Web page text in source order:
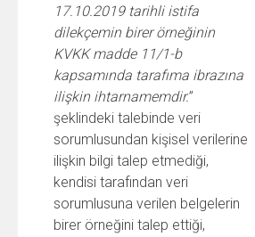
17.10.2019 tarihli istifa
dilekçemin birer örneğinin
KVKK madde 11/1-b
kapsamında tarafıma ibrazına
ilişkin ihtarnamemdir.”
şeklindeki talebinde veri
sorumlusundan kişisel verilerine
ilişkin bilgi talep etmediği,
kendisi tarafından veri
sorumlusuna verilen belgelerin
birer örneğini talep ettiği,